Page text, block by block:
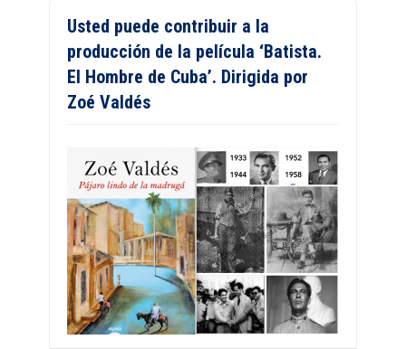
Usted puede contribuir a la
producción de la película ‘Batista.
El Hombre de Cuba’. Dirigida por
Zoé Valdés